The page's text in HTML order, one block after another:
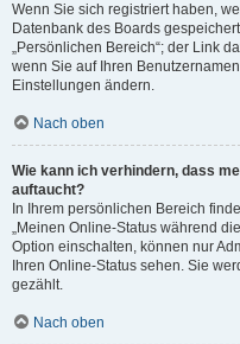
Wenn Sie sich registriert haben,
Datenbank des Boards
„Persönlichen Bereich“; der Link
wenn Sie auf Ihren
Einstellungen ändern.
Nach oben
Wie kann ich verhindern, dass
auftaucht?
In Ihrem persönlichen Bereich
„Meinen Online-Status während
Option einschalten, können nur
Ihren Online-Status sehen. Sie
gezählt.
Nach oben